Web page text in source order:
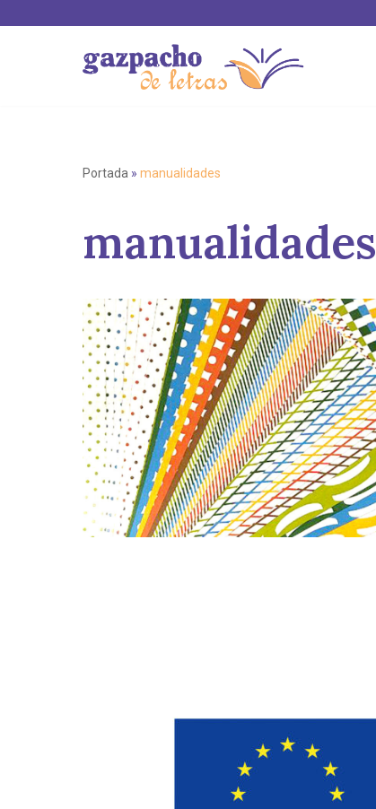
Portada » manualidades
manualidades